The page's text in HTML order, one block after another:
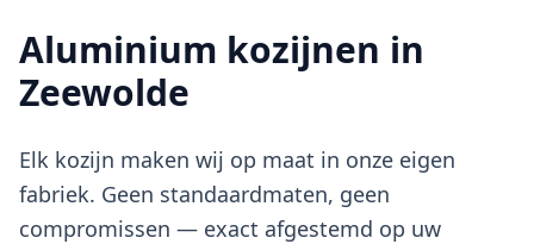
Aluminium kozijnen in
Zeewolde
Elk kozijn maken wij op maat in onze eigen
fabriek. Geen standaardmaten, geen
compromissen — exact afgestemd op uw